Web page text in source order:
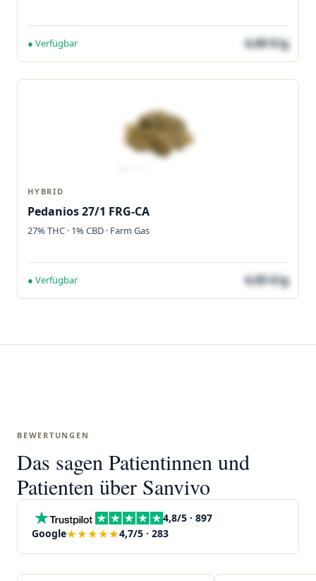
● Verfügbar 4,60 €/g
HYBRID
Pedanios 27/1 FRG-CA
27% THC · 1% CBD · Farm Gas
● Verfügbar 4,65 €/g
BEWERTUNGEN
Das sagen Patientinnen und
Patienten über Sanvivo
4,8/5 · 897
Google★★★★★4,7/5 · 283